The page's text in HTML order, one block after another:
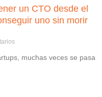
un CTO desde el
uno sin morir
muchas veces se pasa